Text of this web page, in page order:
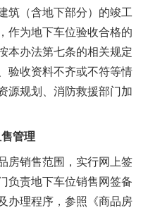
筑（含地下部分）的竣工
作为地下车位验收合格的
本办法第七条的相关规定
验收资料不齐或不符等情
源规划、消防救援部门加
管理
销售范围，实行网上签
负责地下车位销售网签备
办理程序，参照《商品房